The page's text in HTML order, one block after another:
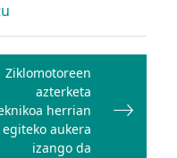
Ziklomotoreen
azterketa
herrian
egiteko aukera
izango da